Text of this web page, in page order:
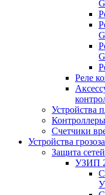
Реле
Устройства
Счетчики
Устройства
Защита
УЗИП 2